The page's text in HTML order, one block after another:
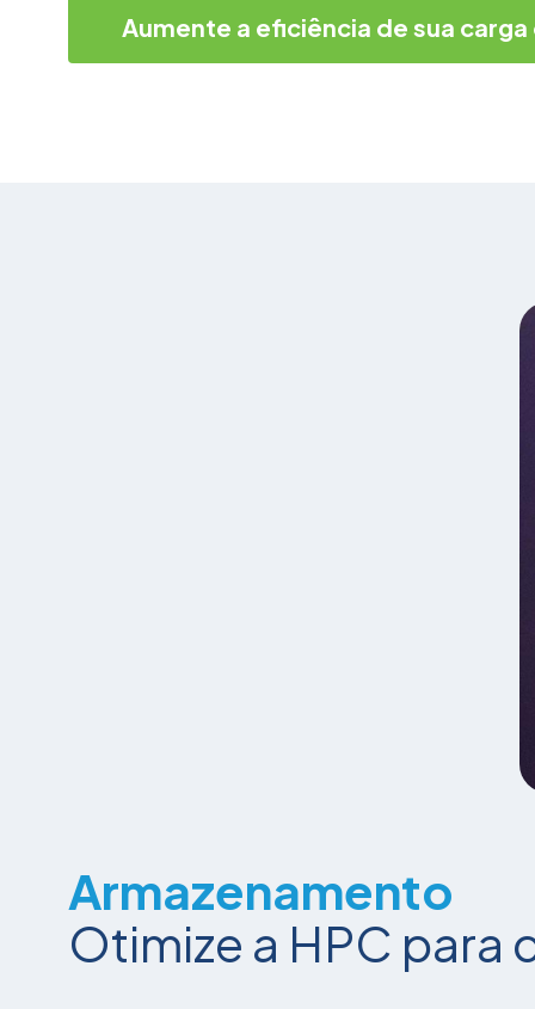
Aumente a eficiência de sua
Armazenamento
Otimize a HPC para